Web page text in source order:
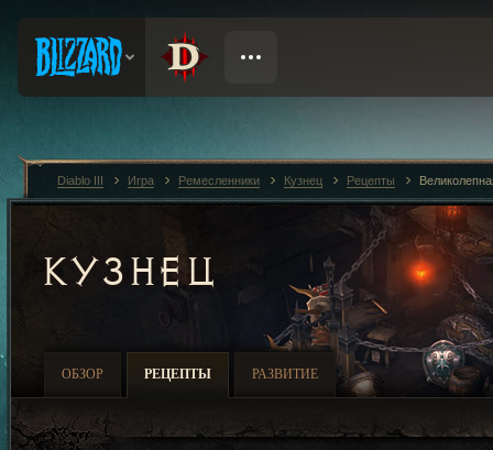
КУЗНЕЦ
ОБЗОР РЕЦЕПТЫ РАЗВИТИЕ
Diablo III Игра Ремесленники Кузнец Рецепты